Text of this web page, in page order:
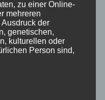
zu einer Online-
mehreren
der
genetischen,
kulturellen oder
Person sind,